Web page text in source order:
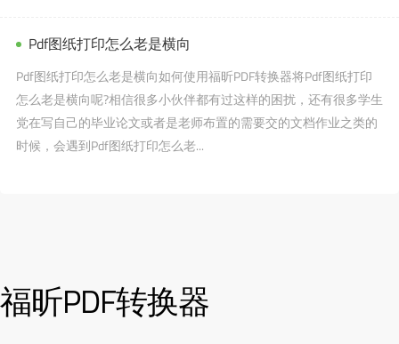
Pdf图纸打印怎么老是横向
Pdf图纸打印怎么老是横向如何使用福昕PDF转换器将Pdf图纸打印
怎么老是横向呢?相信很多小伙伴都有过这样的困扰，还有很多学生
党在写自己的毕业论文或者是老师布置的需要交的文档作业之类的
时候，会遇到Pdf图纸打印怎么老...
福昕PDF转换器